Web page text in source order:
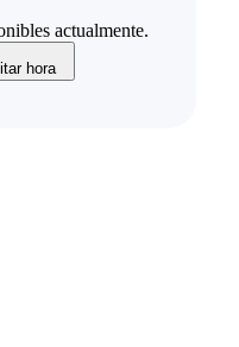
actualmente.
hora